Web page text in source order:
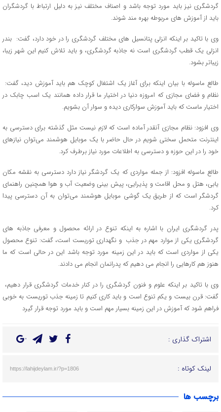
گردشگری نیز باید مورد توجه باشد و اصناف مختلف نیز به دلیل ارتباط با گردشگران
باید از آموزش های مربوطه بهره مند شوند.
وی با تاکید بر اینکه انزلی پتانسیل های مختلف گردشگری را در خود دارد، گفت: بندر
انزلی یک قطب گردشگری است نه جاذبه گردشگری، و باید تلاش کنیم این شهر زیبا،
زیباتر بشود.
طالع ماسوله با بیان اینکه برای آغاز یک اشتغال کوچک هم باید آموزش دید، گفت:
نظام و فضای مجازی که امروزه دنیا در اختیار ما قرار داده همانند یک اسب چابک در
اختیار ماست که باید آموزش سوارکاری دیده و سوار آن بشویم.
وی افزود: نظام مجازی آنقدر آماده است که لازم نیست مثل گذشته برای دسترسی به
اینترنت متحمل سختی شویم در حال حاضر با یک موبایل هوشمند می‌توان نیازهای
خود را در این حوزه و دسترسی به اطلاعات مورد نیاز برطرف کرد.
طالع ماسوله افزود: از جمله مواردی که یک گردشگر نیاز دارد دسترسی به نقشه مکان
یابی، هتل و محل اقامت و پذیرایی، پیش بینی وضعیت آب و هوا همچنین راهنمای
گردشگر است که از طریق یک گوشی موبایل هوشمند می‌توان به آن دسترسی پیدا
کرد.
پدر گردشگری ایران با اشاره به اینکه تنوع در ارائه محصول و معرفی جاذبه های
گردشگری یکی از موارد مهم در جذب و نگهداری توریست است، گفت: تنوع محصول
یکی از مواردی است که باید در این زمینه مورد توجه باشد این در حالی است که ما
هنوز هم کارهایی را انجام می دهیم که پدرانمان انجام می دادند.
وی با تاکید بر اینکه علوم و فنون گردشگری را در کنار خدمات گردشگری قرار دهیم،
گفت: قرن بیست و یکم تنوع است و باید کاری کنیم تا زمینه جذب توریست به خوبی
فراهم شود که آموزش در این زمینه بسیار مهم است و باید مورد توجه قرار گیرد
اشتراک گذاری :
لینک کوتاه : https://lahijdeylam.ir/?p=1806
برچسب ها